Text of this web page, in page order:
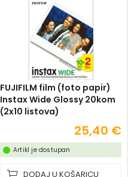
FUJIFILM film (foto papir)
Instax Wide Glossy 20kom
(2x10 listova)
25,40 €
Artikl je dostupan
DODAJ U KOŠARICU